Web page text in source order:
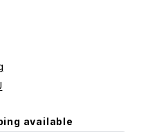
available